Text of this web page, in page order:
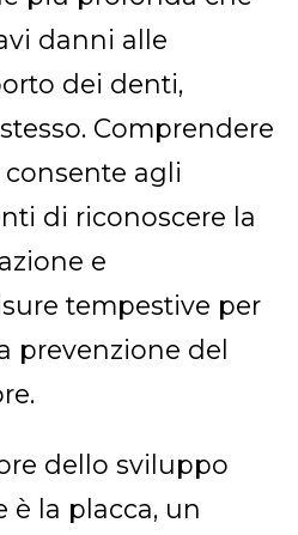
danni alle
dei denti,
Comprendere
agli
di riconoscere la
e
tempestive per
prevenzione del
dello sviluppo
la placca, un